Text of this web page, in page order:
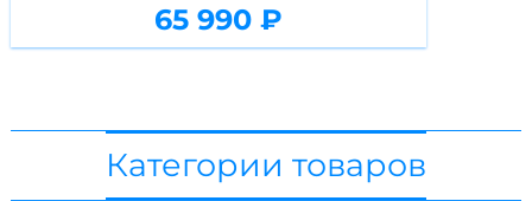
65 990 ₽
Категории товаров